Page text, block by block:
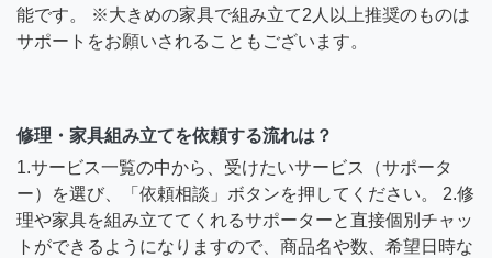
能です。 ※大きめの家具で組み立て2人以上推奨のものは
サポートをお願いされることもございます。
修理・家具組み立てを依頼する流れは？
1.サービス一覧の中から、受けたいサービス（サポータ
ー）を選び、「依頼相談」ボタンを押してください。 2.修
理や家具を組み立ててくれるサポーターと直接個別チャッ
トができるようになりますので、商品名や数、希望日時な